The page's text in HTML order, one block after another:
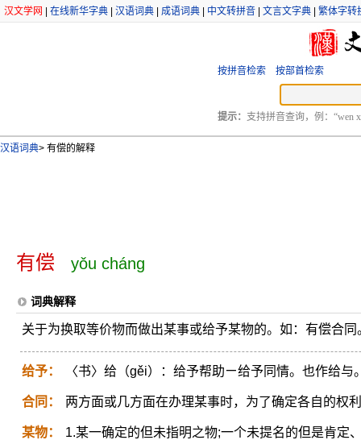
汉文学网 在线新华字典 汉语词典 成语词典 中文转拼音 文言文字典 繁体字转
按拼音检索 按部首检索
提示： 支持拼音查询，例：“wen
汉语词典> 有偿的解释
有偿 yǒu cháng
词典解释
关于为换取等价物而做出某事或给予某物的。如：有偿合同
给予： 〈书〉给（gěi）：给予帮助ㄧ给予同情。也作给与
合同： 两方面或几方面在办理某事时，为了确定各自的权
某物：
1.某一确定的但未指明之物;一个未提名的但是肯定